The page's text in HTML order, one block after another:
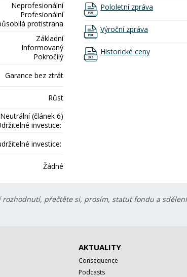
Neprofesionální
Profesionální
protistrana
Základní
Informovaný
Pokročilý
Garance bez ztrát
Růst
Neutrální (článek 6)
investice:
investice:
Žádné
Pololetní zpráva
Výroční zpráva
Historické ceny
přečtěte si, prosím, statut fondu a
AKTUALITY
Consequence
Podcasts